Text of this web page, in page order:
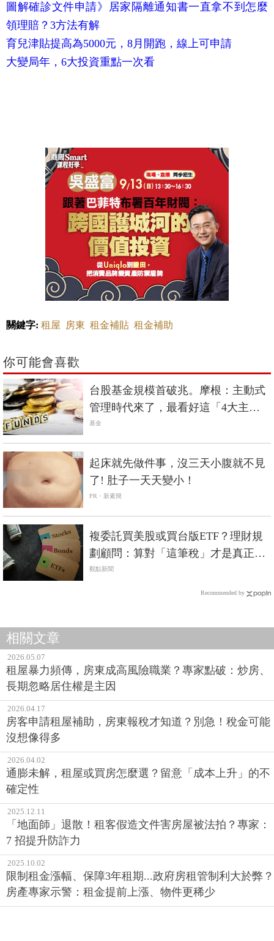
圖解確診文件申請》居家隔離通知書一直拿不到怎麼
領理賠？3方法有解
育兒津貼提高為5000元，8月開跑，線上可申請
大變局年，6大投資重點一次看
關鍵字: 租屋 房東 租金補貼 租金補助
你可能會喜歡
台股基金規模首破兆。摩根：主動式
管理時代來了，最看好這「4大主
軸」
基金
PR
起床就先做件事，沒三天小腹就不見
了! 肚子一天天變小！
PR・新素簡
複委託買美股或買台版ETF？理財規
劃顧問：算對「這筆稅」才是真正報
酬
觀點新聞
Recommended by
相關文章
2026.05.07
租屋暴力頻傳，房東成高風險職業？專家點破：炒房、
長期忽略居住權是主因
2026.04.17
房客申請租屋補助，房東報稅才知道？別急！稅金可能
沒想像得多
2026.04.02
通膨未解，租屋或買房怎麼選？留意「成本上升」的不
確定性
2025.12.11
「地面師」退散！租客假造文件害房屋被法拍？專家：
7 招提升防詐力
2025.10.02
限制租金漲幅、保障3年租期...政府房租管制利大於弊？
房產專家示警：租金提前上漲、物件更稀少